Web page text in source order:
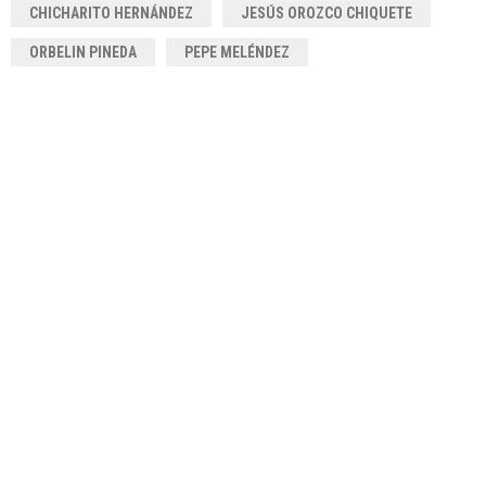
CHICHARITO HERNÁNDEZ JESÚS OROZCO CHIQUETE
ORBELIN PINEDA PEPE MELÉNDEZ